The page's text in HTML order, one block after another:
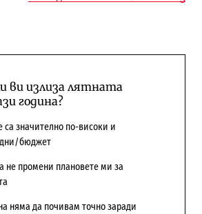
ви излиза лятната
година?
са значително по-високи и
бюджет
не промени плановете ми за
няма да почивам точно заради